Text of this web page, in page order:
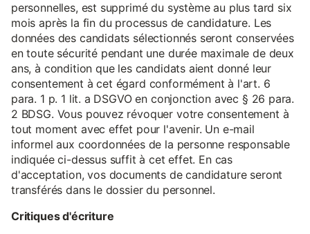
personnelles, est supprimé du système au plus tard six
mois après la fin du processus de candidature. Les
données des candidats sélectionnés seront conservées
en toute sécurité pendant une durée maximale de deux
ans, à condition que les candidats aient donné leur
consentement à cet égard conformément à l'art. 6
para. 1 p. 1 lit. a DSGVO en conjonction avec § 26 para.
2 BDSG. Vous pouvez révoquer votre consentement à
tout moment avec effet pour l'avenir. Un e-mail
informel aux coordonnées de la personne responsable
indiquée ci-dessus suffit à cet effet. En cas
d'acceptation, vos documents de candidature seront
transférés dans le dossier du personnel.
Critiques d'écriture